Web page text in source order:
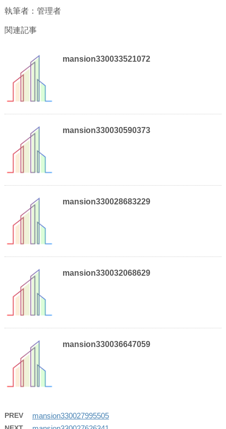
執筆者：管理者
関連記事
mansion330033521072
mansion330030590373
mansion330028683229
mansion330032068629
mansion330036647059
PREV mansion330027995505